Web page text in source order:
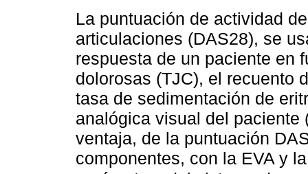
La puntuación de actividad
articulaciones (DAS28), se
respuesta de un paciente en
dolorosas (TJC), el recuento
tasa de sedimentación de
analógica visual del paciente
ventaja, de la puntuación
componentes, con la EVA y